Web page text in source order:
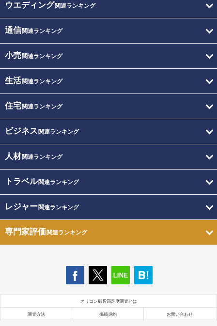
ウエディング関連ランキング
通信関連ランキング
小売関連ランキング
生活関連ランキング
住宅関連ランキング
ビジネス 関連ランキング
人材関連ランキング
トラベル関連ランキング
レジャー関連ランキング
専門家評価関連ランキング
オリコン顧客満足度調査とは
調査方法 掲載規約 お問い合わせ